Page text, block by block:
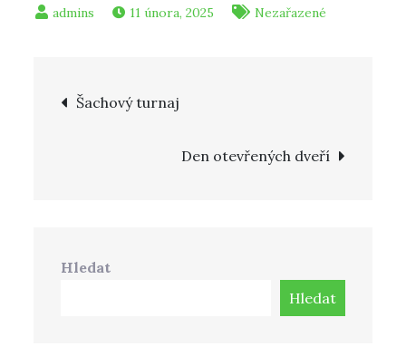
11 února, 2025 Nezařazené
Navigace
Šachový turnaj
Den otevřených dveří
Hledat
Hledat